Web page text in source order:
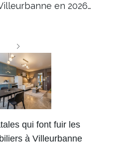
en 2026…
qui font fuir les
à Villeurbanne